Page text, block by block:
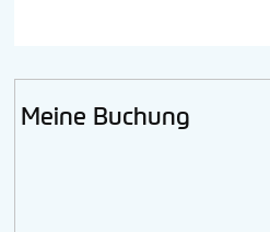
Meine Buchung